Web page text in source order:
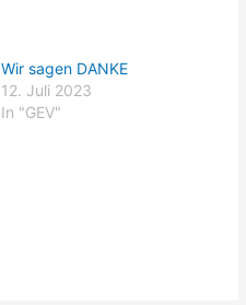
Wir sagen DANKE
12. Juli 2023
In "GEV"